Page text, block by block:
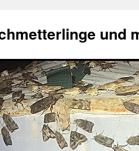
und